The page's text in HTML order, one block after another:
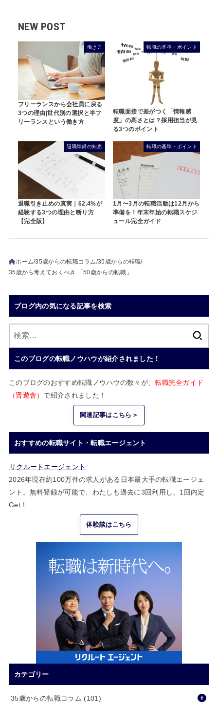
NEW POST
働き方
フリーランスから会社員に戻る
3つの理由|世代別の選択と半フ
リーランスという働き方
転職の基準・ポイント
転職面接で差がつく「情報感
度」の高さとは？採用担当が見
る3つのポイント
退職準備の知恵
退職引き止めの真実｜62.4%が
経験する3つの理由と断り方
【完全版】
転職の基準・ポイント
1月〜3月の転職活動は12月から
準備を！年末年始の転職スケジ
ュール完全ガイド
ホーム 35歳からの転職コラム 35歳からの転職
35歳から考えておくべき 「50歳からの転職」
ブログ内の気になる記事を検索
このブログの転職ノウハウが紹介されました！
このブログのおすすめ転職ノウハウの数々が、転職完全ガイド
（晋遊舎） で紹介されました！
関連記事はこちら＞
おすすめの転職サイト・転職エージェント
リクルートエージェント
2026年現在約100万件の求人がある日本最大手の転職エージェ
ント。無料登録が可能で、わたしも過去に3回利用し、1回内定
Get！
体験談はこちら
カテゴリー
35歳からの転職コラム (101)